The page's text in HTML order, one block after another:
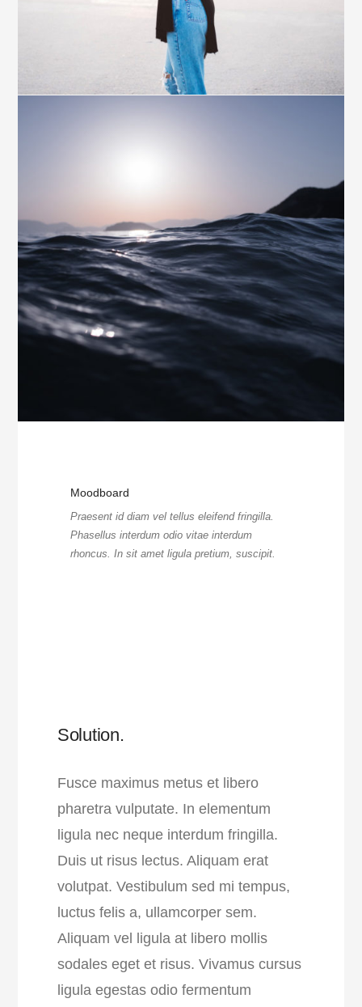
Moodboard
Praesent id diam vel tellus eleifend fringilla.
Phasellus interdum odio vitae interdum
rhoncus. In sit amet ligula pretium, suscipit.
Solution.
Fusce maximus metus et libero
pharetra vulputate. In elementum
ligula nec neque interdum fringilla.
Duis ut risus lectus. Aliquam erat
volutpat. Vestibulum sed mi tempus,
luctus felis a, ullamcorper sem.
Aliquam vel ligula at libero mollis
sodales eget et risus. Vivamus cursus
ligula egestas odio fermentum